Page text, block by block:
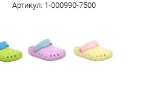
Артикул: 1-000990-7500